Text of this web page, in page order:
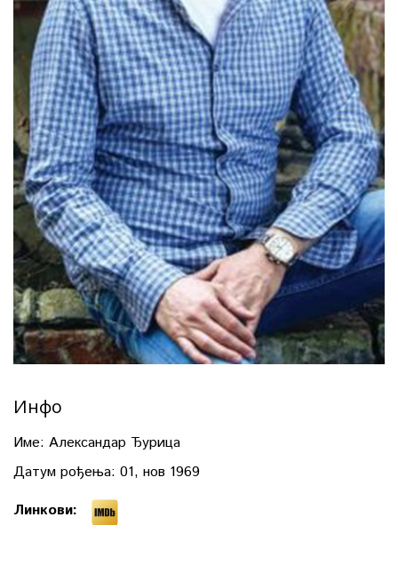
Инфо
Име: Александар Ђурица
Датум рођења: 01, нов 1969
Линкови: